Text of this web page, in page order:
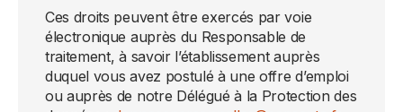
Ces droits peuvent être exercés par voie
électronique auprès du Responsable de
traitement, à savoir l’établissement auprès
duquel vous avez postulé à une offre d’emploi
ou auprès de notre Délégué à la Protection des